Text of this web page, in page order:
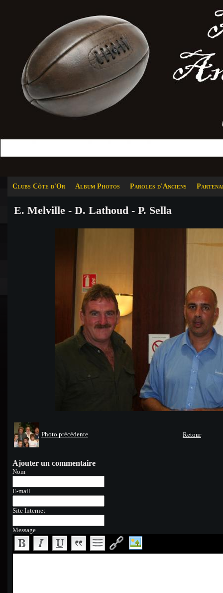
Clubs Côte d'Or Album Photos Paroles d'Anciens
E. Melville - D. Lathoud - P. Sella
Photo précédente Retour
Ajouter un commentaire
Nom
E-mail
Site Internet
Message